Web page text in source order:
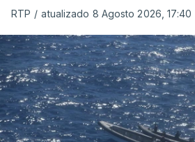
RTP / atualizado 8 Agosto 2026, 17:40